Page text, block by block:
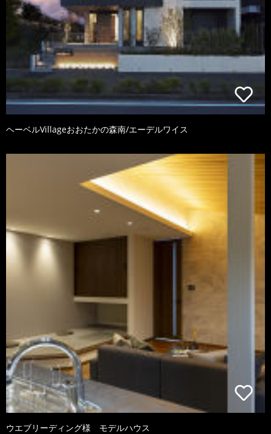
ヘーベルVillageおおたかの森南/エーデルワイス
ウエブリーディング様 モデルハウス